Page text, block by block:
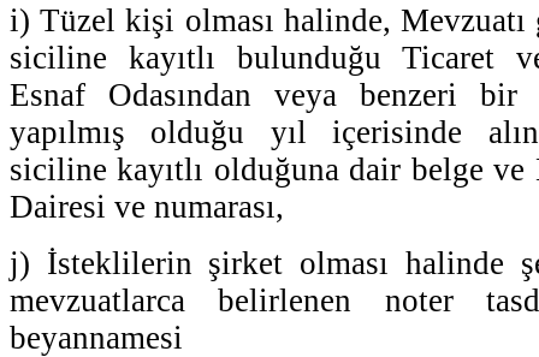
i) Tüzel kişi olması halinde,
siciline kayıtlı bulunduğu Ticaret
Esnaf Odasından veya benzeri bir
yapılmış olduğu yıl içerisinde
siciline kayıtlı olduğuna dair belge ve
Dairesi ve numarası,
j) İsteklilerin şirket olması halinde
mevzuatlarca belirlenen noter
beyannamesi